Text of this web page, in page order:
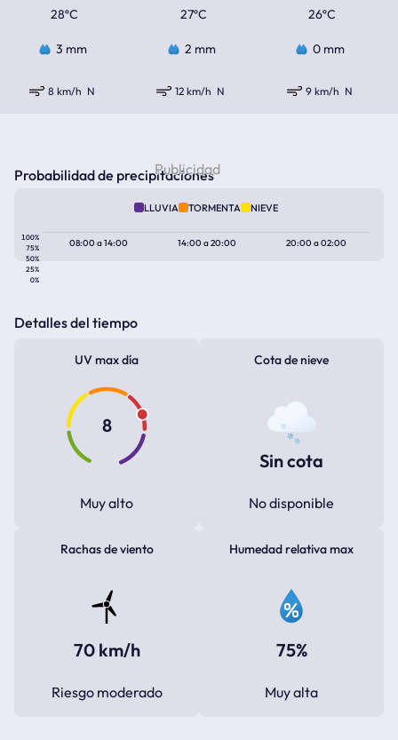
28ºC 27ºC 26ºC
3 mm 2 mm 0 mm
8 km/h N 12 km/h N 9 km/h N
Probabilidad de precipitaciones
LLUVIA TORMENTA NIEVE
100%
75%
50%
25%
0%
08:00a14:00 14:00a20:00 20:00a02:00
Detalles del tiempo
UV max día
8
Muy alto
Cota de nieve
Sin cota
No disponible
Rachas de viento
70 km/h
Riesgo moderado
Humedad relativa max
75%
Muy alta